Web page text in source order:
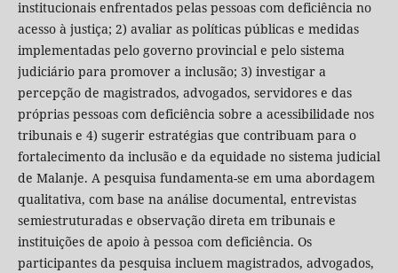
institucionais enfrentados pelas pessoas com deficiência no
acesso à justiça; 2) avaliar as políticas públicas e medidas
implementadas pelo governo provincial e pelo sistema
judiciário para promover a inclusão; 3) investigar a
percepção de magistrados, advogados, servidores e das
próprias pessoas com deficiência sobre a acessibilidade nos
tribunais e 4) sugerir estratégias que contribuam para o
fortalecimento da inclusão e da equidade no sistema judicial
de Malanje. A pesquisa fundamenta-se em uma abordagem
qualitativa, com base na análise documental, entrevistas
semiestruturadas e observação direta em tribunais e
instituições de apoio à pessoa com deficiência. Os
participantes da pesquisa incluem magistrados, advogados,